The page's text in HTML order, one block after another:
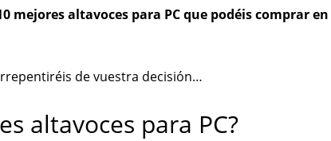
mejores altavoces para PC que podéis comprar en
de vuestra decisión…
altavoces para PC?